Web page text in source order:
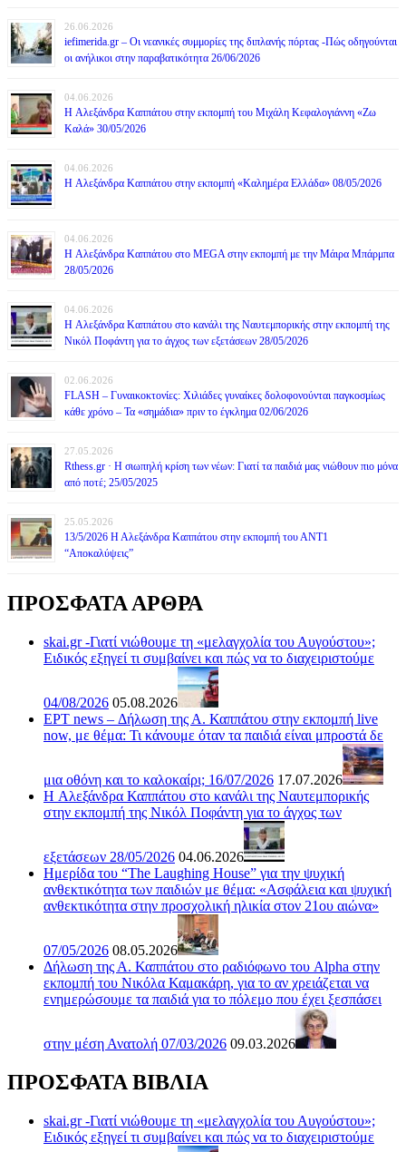
26.06.2026
iefimerida.gr – Οι νεανικές συμμορίες της διπλανής πόρτας -Πώς οδηγούνται
οι ανήλικοι στην παραβατικότητα 26/06/2026
04.06.2026
H Αλεξάνδρα Καππάτου στην εκπομπή του Μιχάλη Κεφαλογιάννη «Ζω
Καλά» 30/05/2026
04.06.2026
H Αλεξάνδρα Καππάτου στην εκπομπή «Καλημέρα Ελλάδα» 08/05/2026
04.06.2026
H Αλεξάνδρα Καππάτου στο MEGA στην εκπομπή με την Μάιρα Mπάρμπα
28/05/2026
04.06.2026
H Αλεξάνδρα Καππάτου στο κανάλι της Ναυτεμπορικής στην εκπομπή της
Νικόλ Ποφάντη για το άγχος των εξετάσεων 28/05/2026
02.06.2026
FLASH – Γυναικοκτονίες: Χιλιάδες γυναίκες δολοφονούνται παγκοσμίως
κάθε χρόνο – Τα «σημάδια» πριν το έγκλημα 02/06/2026
27.05.2026
Rthess.gr · Η σιωπηλή κρίση των νέων: Γιατί τα παιδιά μας νιώθουν πιο μόνα
από ποτέ; 25/05/2025
25.05.2026
13/5/2026 Η Αλεξάνδρα Καππάτου στην εκπομπή του ΑΝΤ1
“Αποκαλύψεις”
ΠΡΟΣΦΑΤΑ ΑΡΘΡΑ
skai.gr -Γιατί νιώθουμε τη «μελαγχολία του Αυγούστου»;
Ειδικός εξηγεί τι συμβαίνει και πώς να το διαχειριστούμε
04/08/2026 05.08.2026
ΕΡΤ news – Δήλωση της Α. Καππάτου στην εκπομπή live
now, με θέμα: Τι κάνουμε όταν τα παιδιά είναι μπροστά δε
μια οθόνη και το καλοκαίρι; 16/07/2026 17.07.2026
H Αλεξάνδρα Καππάτου στο κανάλι της Ναυτεμπορικής
στην εκπομπή της Νικόλ Ποφάντη για το άγχος των
εξετάσεων 28/05/2026 04.06.2026
Ημερίδα του “The Laughing House” για την ψυχική
ανθεκτικότητα των παιδιών με θέμα: «Ασφάλεια και ψυχική
ανθεκτικότητα στην προσχολική ηλικία στον 21ου αιώνα»
07/05/2026 08.05.2026
Δήλωση της Α. Καππάτου στο ραδιόφωνο του Alpha στην
εκπομπή του Νικόλα Καμακάρη, για το αν χρειάζεται να
ενημερώσουμε τα παιδιά για το πόλεμο που έχει ξεσπάσει
στην μέση Ανατολή 07/03/2026 09.03.2026
ΠΡΟΣΦΑΤΑ ΒΙΒΛΙΑ
skai.gr -Γιατί νιώθουμε τη «μελαγχολία του Αυγούστου»;
Ειδικός εξηγεί τι συμβαίνει και πώς να το διαχειριστούμε